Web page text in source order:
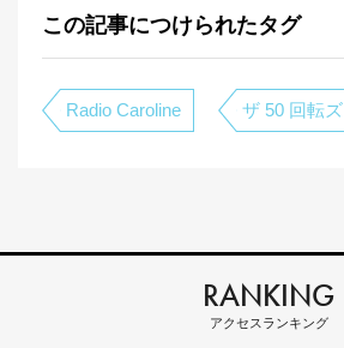
この記事につけられたタグ
Radio Caroline ザ 50 回転ズ
RANKING
アクセスランキング